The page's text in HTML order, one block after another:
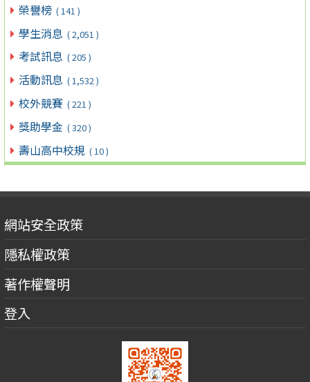
榮譽榜 ( 141 )
學生消息 ( 2,051 )
考試訊息 ( 205 )
活動訊息 ( 1,532 )
校外競賽 ( 221 )
獎助學金 ( 320 )
壽山高中校規 ( 10 )
網站安全政策
隱私權政策
著作權聲明
登入